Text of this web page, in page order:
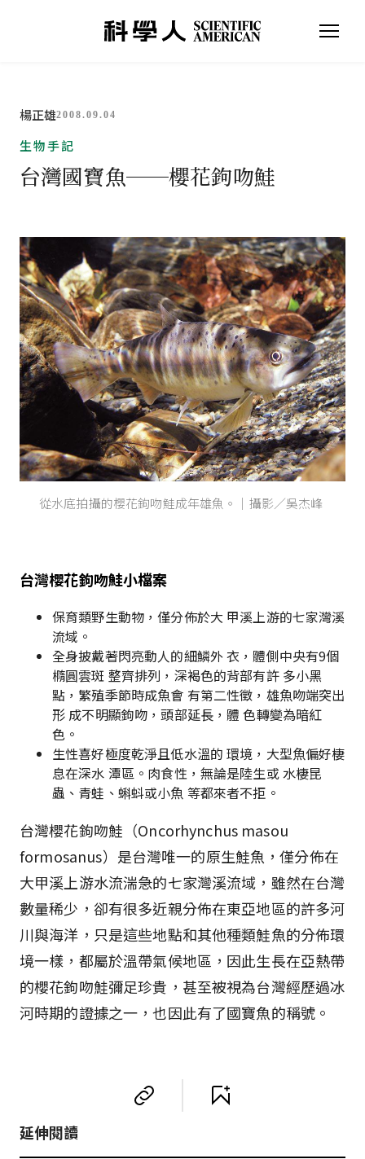
楊正雄2008.09.04
生物手記
台灣國寶魚──櫻花鉤吻鮭
從水底拍攝的櫻花鉤吻鮭成年雄魚。｜攝影／吳杰峰
台灣櫻花鉤吻鮭小檔案
保育類野生動物，僅分佈於大 甲溪上游的七家灣溪
流域。
全身披戴著閃亮動人的細鱗外 衣，體側中央有9個
橢圓雲斑 整齊排列，深褐色的背部有許 多小黑
點，繁殖季節時成魚會 有第二性徵，雄魚吻端突出
形 成不明顯鉤吻，頭部延長，體 色轉變為暗紅
色。
生性喜好極度乾淨且低水溫的 環境，大型魚偏好棲
息在深水 潭區。肉食性，無論是陸生或 水棲昆
蟲、青蛙、蝌蚪或小魚 等都來者不拒。
台灣櫻花鉤吻鮭（Oncorhynchus masou
formosanus）是台灣唯一的原生鮭魚，僅分佈在
大甲溪上游水流湍急的七家灣溪流域，雖然在台灣
數量稀少，卻有很多近親分佈在東亞地區的許多河
川與海洋，只是這些地點和其他種類鮭魚的分佈環
境一樣，都屬於溫帶氣候地區，因此生長在亞熱帶
的櫻花鉤吻鮭彌足珍貴，甚至被視為台灣經歷過冰
河時期的證據之一，也因此有了國寶魚的稱號。
延伸閱讀